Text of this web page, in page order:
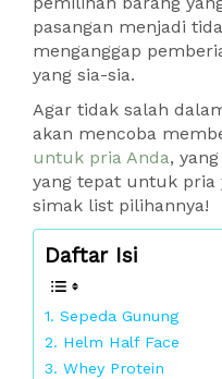
pasangan menjadi
menganggap
yang sia-sia.
Agar tidak salah
akan mencoba
untuk pria Anda,
yang tepat untuk pria
simak list pilihannya!
Daftar Isi
1. Sepeda Gunung
2. Helm Half Face
3. Whey Protein